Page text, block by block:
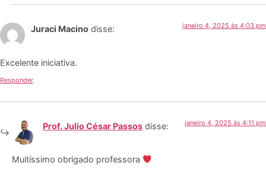
Juraci Macino disse: janeiro 4, 2025 às 4:03 pm
Excelente iniciativa.
Responder
Prof. Julio César Passos disse: janeiro 4, 2025 às 4:11 pm
Muitíssimo obrigado professora